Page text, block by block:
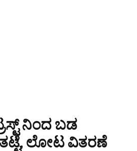
ನಿಂದ ಬಡ
ಲೋಟ ವಿತರಣೆ